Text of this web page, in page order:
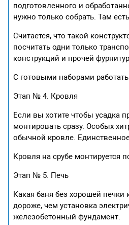
подготовленного и
нужно только собрать. Там
Считается, что такой
посчитать одни только
конструкций и прочей
С готовыми наборами работать
Этап № 4. Кровля
Если вы хотите чтобы усадка
монтировать сразу. Особых
обычной кровле.
Кровля на срубе монтируется
Этап № 5. Печь
Какая баня без хорошей
дороже, чем установка
железобетонный фундамент.